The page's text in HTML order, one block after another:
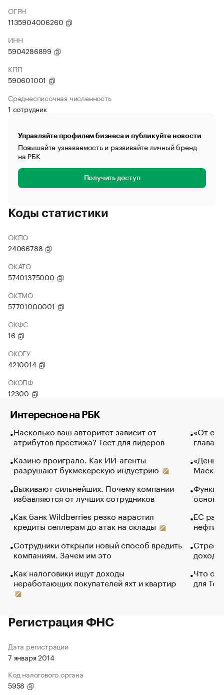
ОГРН
1135904006260
ИНН
5904286899
КПП
590601001
Среднесписочная численность
1 сотрудник
Управляйте профилем бизнеса и публикуйте новости
Повышайте узнаваемость и развивайте личный бренд
на РБК
Получить доступ
Коды статистики
ОКПО
24066788
ОКАТО
57401375000
ОКТМО
57701000001
ОКФС
16
ОКОГУ
4210014
ОКОПФ
12300
Интересное на РБК
Насколько ваш авторитет зависит от
атрибутов престижа? Тест для лидеров
Казино проиграло. Как ИИ-агенты
разрушают букмекерскую индустрию
Выживают сильнейших. Почему компании
избавляются от лучших сотрудников
Как банк Wildberries резко нарастил
кредиты селлерам до атак на склады
Сотрудники открыли новый способ вредить
компаниям. Зачем им это
Как налоговики ищут доходы
неработающих покупателей яхт и квартир
«От
глава
Маск в
основ
ЕС
нефти
Что
для
Регистрация ФНС
Дата регистрации
7 января 2014
Код налогового органа
5958